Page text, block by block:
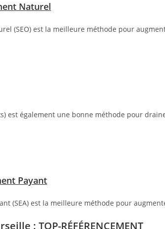
Naturel
(SEO) est la meilleure méthode pour
est également une bonne méthode pour
Payant
(SEA) est la meilleure méthode pour
: TOP-RÉFÉRENCEMENT